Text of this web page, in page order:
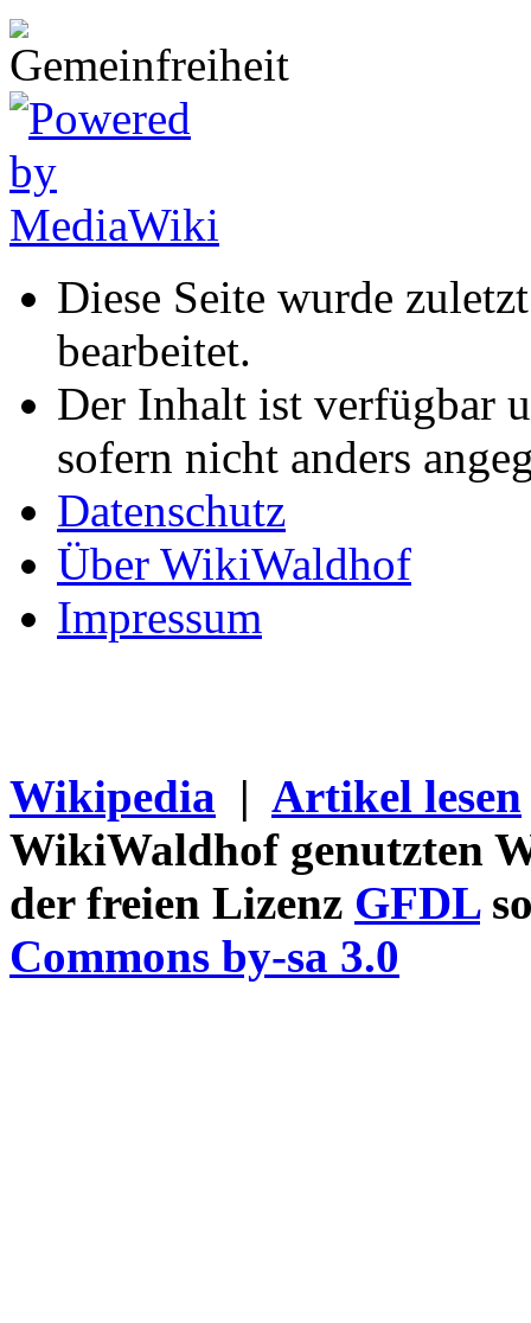
Diese Seite wurde
bearbeitet.
Der Inhalt ist verfügbar
sofern nicht anders
Datenschutz
Über WikiWaldhof
Impressum
Wikipedia | Artikel lesen
WikiWaldhof genutzten
der freien Lizenz GFDL
Commons by-sa 3.0